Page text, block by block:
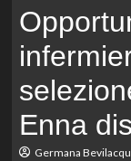
Enna
Germana